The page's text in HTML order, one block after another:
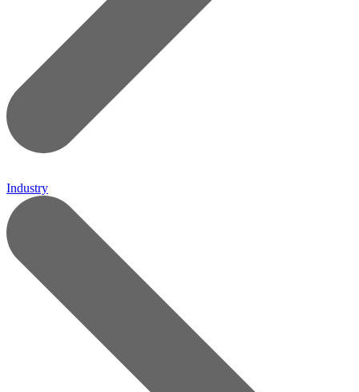
Industry